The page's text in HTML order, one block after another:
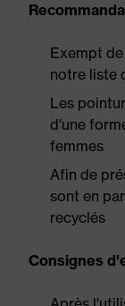
Exempt
notre liste
Les
d'une
femmes
Afin de
sont en
recyclés
Consignes